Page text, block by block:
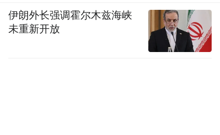
伊朗外长强调霍尔木兹海峡
未重新开放